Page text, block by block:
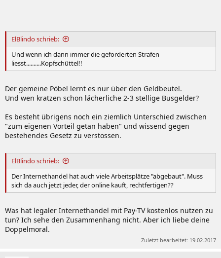
ElBlindo schrieb:
Und wenn ich dann immer die geforderten Strafen
liesst..........Kopfschüttel!!
Der gemeine Pöbel lernt es nur über den Geldbeutel.
Und wen kratzen schon lächerliche 2-3 stellige Busgelder?
Es besteht übrigens noch ein ziemlich Unterschied zwischen
"zum eigenen Vorteil getan haben" und wissend gegen
bestehendes Gesetz zu verstossen.
ElBlindo schrieb:
Der Internethandel hat auch viele Arbeitsplätze "abgebaut". Muss
sich da auch jetzt jeder, der online kauft, rechtfertigen??
Was hat legaler Internethandel mit Pay-TV kostenlos nutzen zu
tun? Ich sehe den Zusammenhang nicht. Aber ich liebe deine
Doppelmoral.
Zuletzt bearbeitet: 19.02.2017